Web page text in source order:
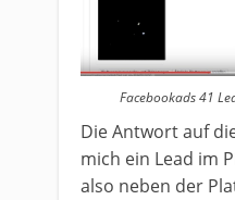
Facebookads 41
Die Antwort auf
mich ein Lead im
also neben der